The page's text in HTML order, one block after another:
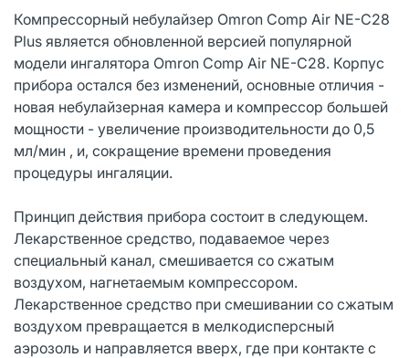
Компрессорный небулайзер Omron Comp Air NE-C28
Plus является обновленной версией популярной
модели ингалятора Omron Comp Air NE-C28. Корпус
прибора остался без изменений, основные отличия -
новая небулайзерная камера и компрессор большей
мощности - увеличение производительности до 0,5
мл/мин , и, сокращение времени проведения
процедуры ингаляции.
Принцип действия прибора состоит в следующем.
Лекарственное средство, подаваемое через
специальный канал, смешивается со сжатым
воздухом, нагнетаемым компрессором.
Лекарственное средство при смешивании со сжатым
воздухом превращается в мелкодисперсный
аэрозоль и направляется вверх, где при контакте с